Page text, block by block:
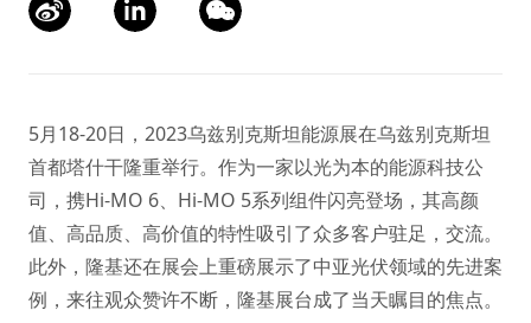
5月18-20日，2023乌兹别克斯坦能源展在乌兹别克斯坦
首都塔什干隆重举行。作为一家以光为本的能源科技公
司，携Hi-MO 6、Hi-MO 5系列组件闪亮登场，其高颜
值、高品质、高价值的特性吸引了众多客户驻足，交流。
此外，隆基还在展会上重磅展示了中亚光伏领域的先进案
例，来往观众赞许不断，隆基展台成了当天瞩目的焦点。